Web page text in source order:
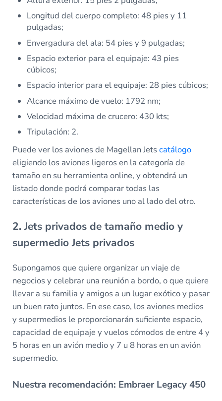
Longitud del cuerpo completo: 48 pies y 11
pulgadas;
Envergadura del ala: 54 pies y 9 pulgadas;
Espacio exterior para el equipaje: 43 pies
cúbicos;
Espacio interior para el equipaje: 28 pies cúbicos;
Alcance máximo de vuelo: 1792 nm;
Velocidad máxima de crucero: 430 kts;
Tripulación: 2.
Puede ver los aviones de Magellan Jetscatálogo
eligiendo los aviones ligeros en la categoría de
tamaño en su herramienta online, y obtendrá un
listado donde podrá comparar todas las
características de los aviones uno al lado del otro.
2. Jets privados de tamaño medio y
supermedio Jets privados
Supongamos que quiere organizar un viaje de
negocios y celebrar una reunión a bordo, o que quiere
llevar a su familia y amigos a un lugar exótico y pasar
un buen rato juntos. En ese caso, los aviones medios
y supermedios le proporcionarán suficiente espacio,
capacidad de equipaje y vuelos cómodos de entre 4 y
5 horas en un avión medio y 7 u 8 horas en un avión
supermedio.
Nuestra recomendación: Embraer Legacy 450